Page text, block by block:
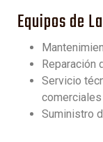
Equipos de
Reparación
Servicio
Suministro